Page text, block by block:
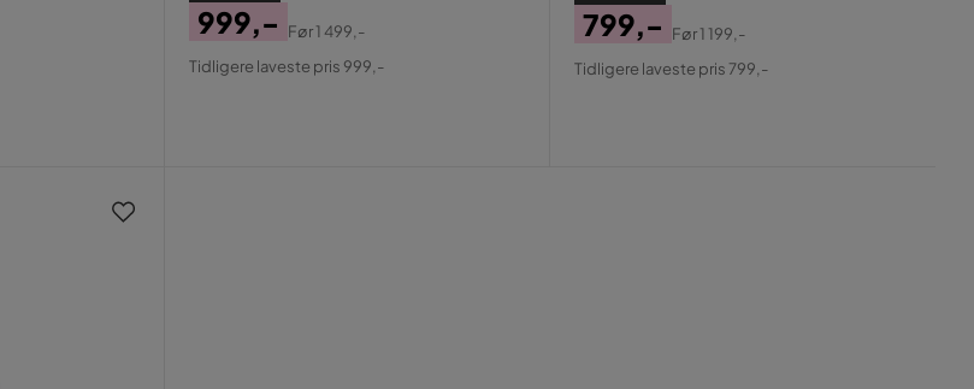
Pris
999,-
Original
Før1 499,-
Tidligere laveste pris 999,-
Pris
799,-
Original
Før1 199,-
Tidligere laveste pris 799,-